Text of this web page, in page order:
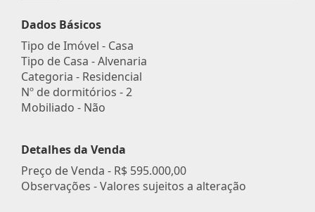
Dados Básicos
Tipo de Imóvel - Casa
Tipo de Casa - Alvenaria
Categoria - Residencial
Nº de dormitórios - 2
Mobiliado - Não
Detalhes da Venda
Preço de Venda - R$ 595.000,00
Observações - Valores sujeitos a alteração